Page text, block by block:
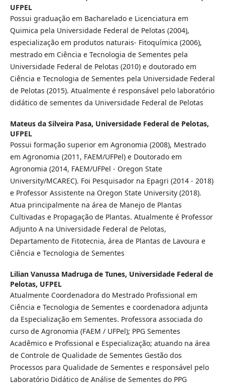
UFPEL
Possui graduação em Bacharelado e Licenciatura em
Quimica pela Universidade Federal de Pelotas (2004),
especialização em produtos naturais- Fitoquímica (2006),
mestrado em Ciência e Tecnologia de Sementes pela
Universidade Federal de Pelotas (2010) e doutorado em
Ciência e Tecnologia de Sementes pela Universidade Federal
de Pelotas (2015). Atualmente é responsável pelo laboratório
didático de sementes da Universidade Federal de Pelotas
Mateus da Silveira Pasa, Universidade Federal de Pelotas,
UFPEL
Possui formação superior em Agronomia (2008), Mestrado
em Agronomia (2011, FAEM/UFPel) e Doutorado em
Agronomia (2014, FAEM/UFPel - Oregon State
University/MCAREC). Foi Pesquisador na Epagri (2014 - 2018)
e Professor Assistente na Oregon State University (2018).
Atua principalmente na área de Manejo de Plantas
Cultivadas e Propagação de Plantas. Atualmente é Professor
Adjunto A na Universidade Federal de Pelotas,
Departamento de Fitotecnia, área de Plantas de Lavoura e
Ciência e Tecnologia de Sementes
Lilian Vanussa Madruga de Tunes, Universidade Federal de
Pelotas, UFPEL
Atualmente Coordenadora do Mestrado Profissional em
Ciência e Tecnologia de Sementes e coordenadora adjunta
da Especialização em Sementes. Professora associada do
curso de Agronomia (FAEM / UFPel); PPG Sementes
Acadêmico e Profissional e Especialização; atuando na área
de Controle de Qualidade de Sementes Gestão dos
Processos para Qualidade de Sementes e responsável pelo
Laboratório Didático de Análise de Sementes do PPG